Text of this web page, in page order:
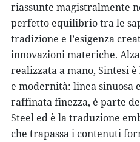
riassunte magistralmente
perfetto equilibrio tra le
tradizione e l’esigenza
innovazioni materiche.
realizzata a mano, Sintesi
e modernità: linea sinuosa
raffinata finezza, è parte
Steel ed è la traduzione
che trapassa i contenuti